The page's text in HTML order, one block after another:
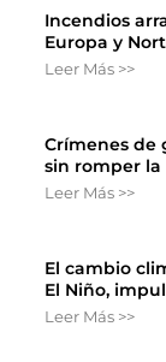
Incendios
Europa y
Leer Más >>
Crímenes de
sin romper
Leer Más >>
El cambio
El Niño,
Leer Más >>